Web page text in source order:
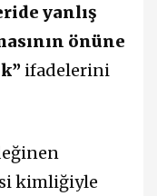
yanlış
önüne
ifadelerini
kimliğiyle